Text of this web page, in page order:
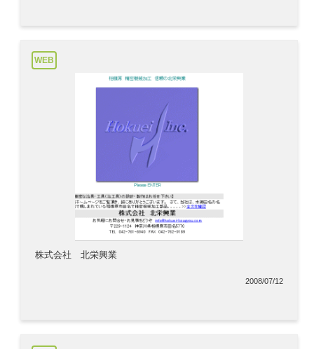
WEB
株式会社 北栄興業
2008/07/12